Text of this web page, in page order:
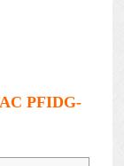
PFIDG-